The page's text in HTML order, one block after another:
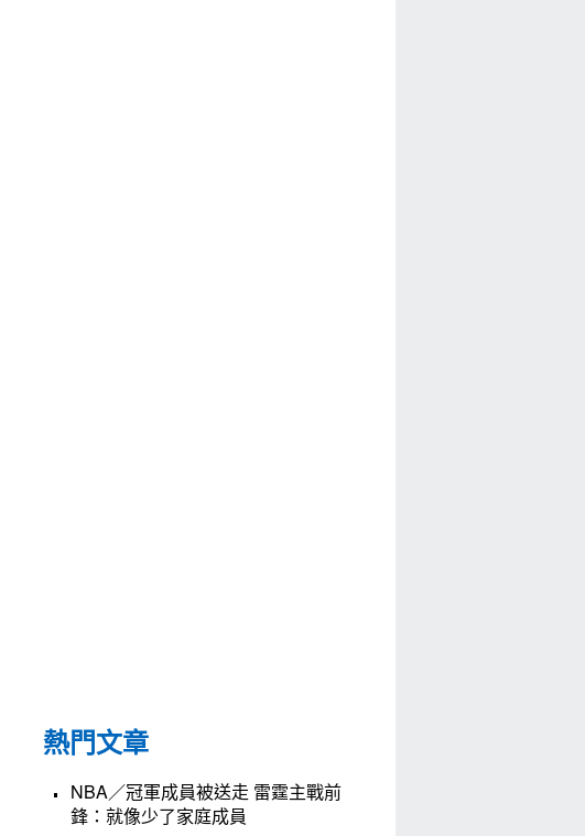
熱門文章
NBA／冠軍成員被送走 雷霆主戰前
鋒：就像少了家庭成員